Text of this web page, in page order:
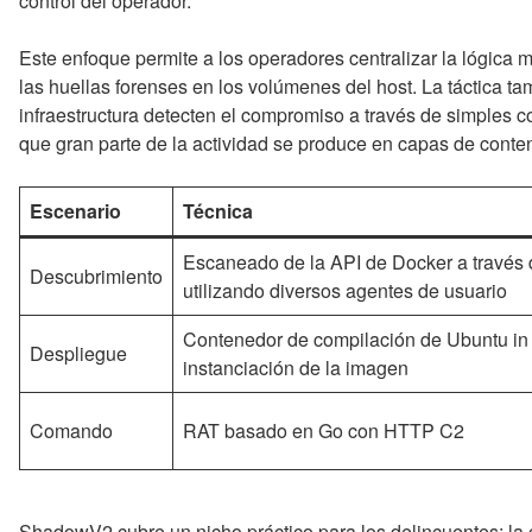
Este enfoque permite a los operadores centralizar la lógica
las huellas forenses en los volúmenes del host. La táctica
infraestructura detecten el compromiso a través de simples
que gran parte de la actividad se produce en capas de
Escenario Técnica
Descubrimiento
Escaneado de la API de Docker a través
utilizando diversos agentes de usuario
Despliegue
Contenedor de compilación de Ubuntu
instanciación de la imagen
Comando RAT basado en Go con HTTP C2